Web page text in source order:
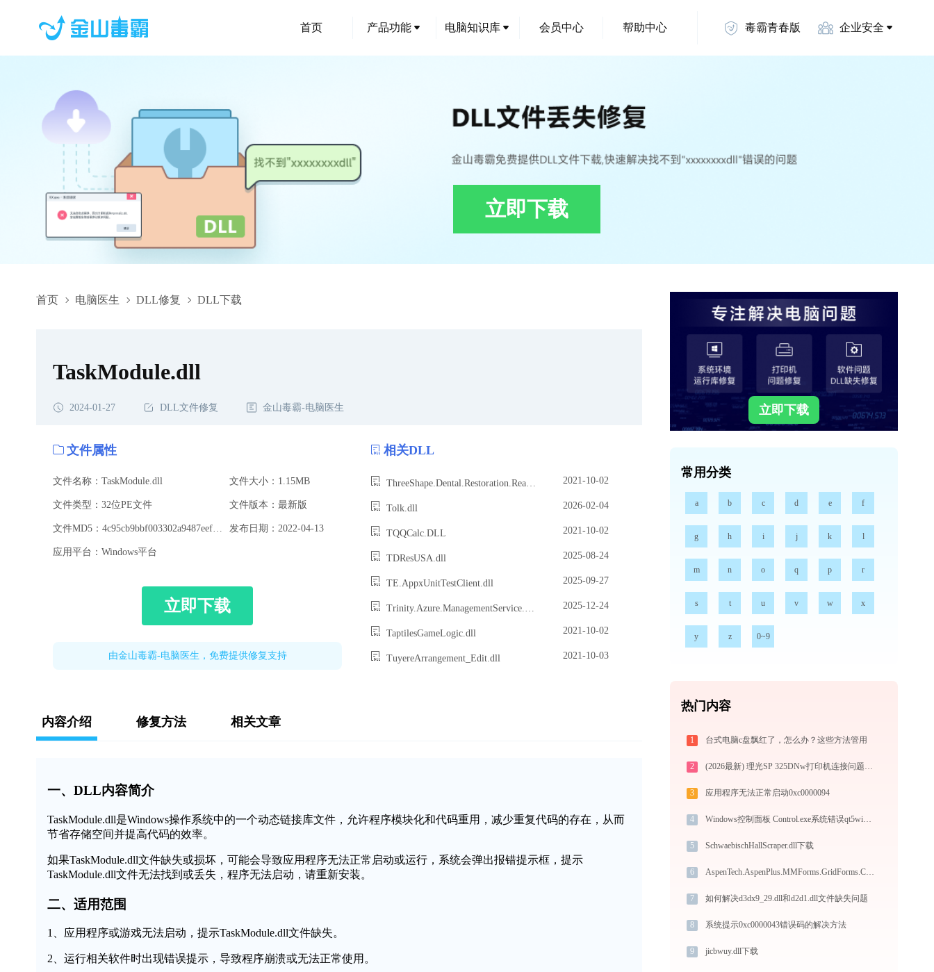
首页 产品功能 电脑知识库 会员中心 帮助中心 毒霸青春版 企业安全
立即下载
首页 电脑医生 DLL修复 DLL下载
TaskModule.dll,TaskModule.dll下载,TaskModule.dll修复
TaskModule.dll
2024-01-27 DLL文件修复 金山毒霸-电脑医生
文件属性
文件名称：TaskModule.dll 文件大小：1.15MB
文件类型：32位PE文件 文件版本：最新版
发布日期：2022-04-13
应用平台：Windows平台
立即下载
由金山毒霸-电脑医生，免费提供修复支持
相关DLL
ThreeShape.Dental.Restoration.RealView.RealViewBackgroundRenderer.dll 2021-10-02
Tolk.dll 2026-02-04
TQQCalc.DLL 2021-10-02
TDResUSA.dll 2025-08-24
TE.AppxUnitTestClient.dll 2025-09-27
Trinity.Azure.ManagementService.Client.dll 2025-12-24
TaptilesGameLogic.dll 2021-10-02
TuyereArrangement_Edit.dll 2021-10-03
内容介绍 修复方法 相关文章
一、DLL内容简介
TaskModule.dll是Windows操作系统中的一个动态链接库文件，允许程序模块化和代码重用，减少重复代码的存在，从而
节省存储空间并提高代码的效率。
如果TaskModule.dll文件缺失或损坏，可能会导致应用程序无法正常启动或运行，系统会弹出报错提示框，提示
TaskModule.dll文件无法找到或丢失，程序无法启动，请重新安装。
二、适用范围
1、应用程序或游戏无法启动，提示TaskModule.dll文件缺失。
2、运行相关软件时出现错误提示，导致程序崩溃或无法正常使用。
立即下载
常用分类
a b c d e f
g h i j k l
m n o q p r
s t u v w x
y z 0~9
热门内容
1 台式电脑c盘飘红了，怎么办？这些方法管用
2 (2026最新) 理光SP 325DNw打印机连接问题怎么解决？-金山毒霸
3 应用程序无法正常启动0xc0000094
4 Windows控制面板 Control.exe系统错误qt5widgets.dll丢失如何解决
5 SchwaebischHallScraper.dll下载
6 AspenTech.AspenPlus.MMForms.GridForms.Controls.resources.dll下载
7 如何解决d3dx9_29.dll和d2d1.dll文件缺失问题
8 系统提示0xc0000043错误码的解决方法
9 jicbwuy.dll下载